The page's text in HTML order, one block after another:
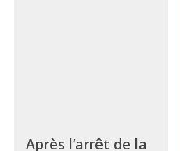
Après l’arrêt de la